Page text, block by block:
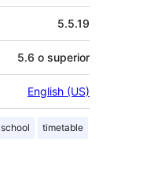
5.5.19
5.6 o superior
English (US)
school timetable